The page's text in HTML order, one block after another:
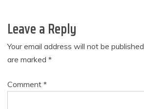
Leave a Reply
Your email address will not be published.
are marked *
Comment *